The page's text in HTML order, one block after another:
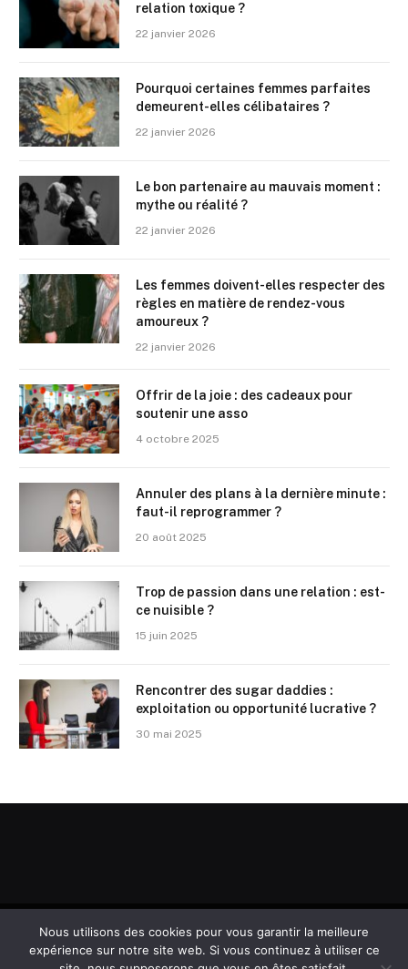
relation toxique ?
22 janvier 2026
Pourquoi certaines femmes parfaites
demeurent-elles célibataires ?
22 janvier 2026
Le bon partenaire au mauvais moment :
mythe ou réalité ?
22 janvier 2026
Les femmes doivent-elles respecter des
règles en matière de rendez-vous
amoureux ?
22 janvier 2026
Offrir de la joie : des cadeaux pour
soutenir une asso
4 octobre 2025
Annuler des plans à la dernière minute :
faut-il reprogrammer ?
20 août 2025
Trop de passion dans une relation : est-
ce nuisible ?
15 juin 2025
Rencontrer des sugar daddies :
exploitation ou opportunité lucrative ?
30 mai 2025
© 2026
Nous utilisons des cookies pour vous garantir la meilleure
expérience sur notre site web. Si vous continuez à utiliser ce